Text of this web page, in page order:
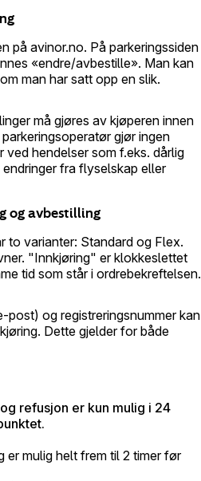
på avinor.no. På parkeringssiden
«endre/avbestille». Man kan
man har satt opp en slik.
må gjøres av kjøperen innen
gjør ingen
ved hendelser som f.eks. dårlig
fra flyselskap eller
og avbestilling
to varianter: Standard og Flex.
"Innkjøring" er klokkeslettet
tid som står i ordrebekreftelsen.
post) og registreringsnummer kan
Dette gjelder for både
refusjon er kun mulig i 24
er mulig helt frem til 2 timer før